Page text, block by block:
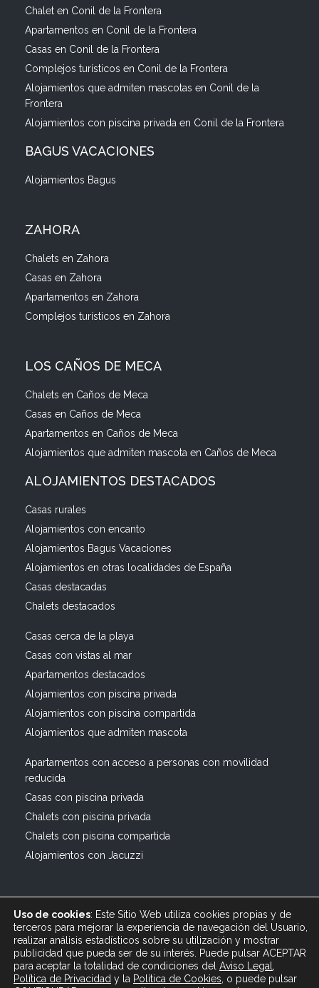
Chalet en Conil de la Frontera
Apartamentos en Conil de la Frontera
Casas en Conil de la Frontera
Complejos turísticos en Conil de la Frontera
Alojamientos que admiten mascotas en Conil de la
Frontera
Alojamientos con piscina privada en Conil de la Frontera
BAGUS VACACIONES
Alojamientos Bagus
ZAHORA
Chalets en Zahora
Casas en Zahora
Apartamentos en Zahora
Complejos turísticos en Zahora
LOS CAÑOS DE MECA
Chalets en Caños de Meca
Casas en Caños de Meca
Apartamentos en Caños de Meca
Alojamientos que admiten mascota en Caños de Meca
ALOJAMIENTOS DESTACADOS
Casas rurales
Alojamientos con encanto
Alojamientos Bagus Vacaciones
Alojamientos en otras localidades de España
Casas destacadas
Chalets destacados
Casas cerca de la playa
Casas con vistas al mar
Apartamentos destacados
Alojamientos con piscina privada
Alojamientos con piscina compartida
Alojamientos que admiten mascota
Apartamentos con acceso a personas con movilidad
reducida
Casas con piscina privada
Chalets con piscina privada
Chalets con piscina compartida
Alojamientos con Jacuzzi
© 2019 All rights reserved Bagus Vacaciones :: Alquiler
Turístico Vacacional en España, Andalucía, Cádiz ·
Uso de cookies: Este Sitio Web utiliza cookies propias y de
terceros para mejorar la experiencia de navegación del Usuario,
realizar análisis estadísticos sobre su utilización y mostrar
publicidad que pueda ser de su interés. Puede pulsar ACEPTAR
para aceptar la totalidad de condiciones del Aviso Legal
Política de Privacidad y la Política de Cookies , o puede pulsar